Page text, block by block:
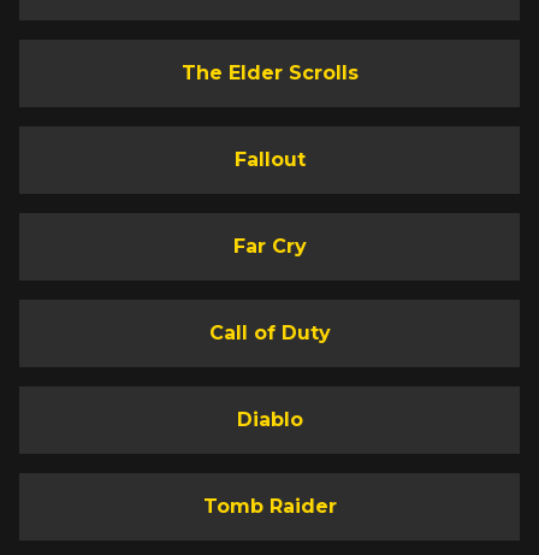
The Elder Scrolls
Fallout
Far Cry
Call of Duty
Diablo
Tomb Raider